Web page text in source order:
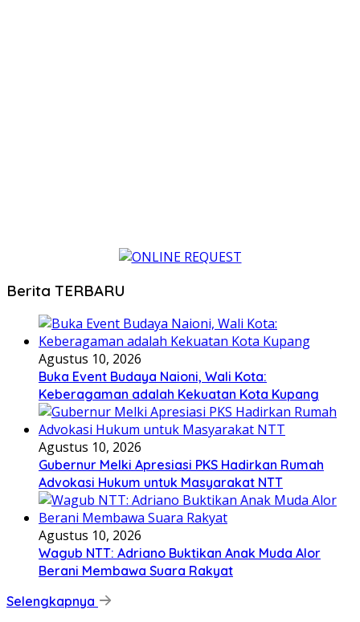
Berita TERBARU
Agustus 10, 2026
Buka Event Budaya Naioni, Wali Kota:
Keberagaman adalah Kekuatan Kota Kupang
Agustus 10, 2026
Gubernur Melki Apresiasi PKS Hadirkan Rumah
Advokasi Hukum untuk Masyarakat NTT
Agustus 10, 2026
Wagub NTT: Adriano Buktikan Anak Muda Alor
Berani Membawa Suara Rakyat
Selengkapnya